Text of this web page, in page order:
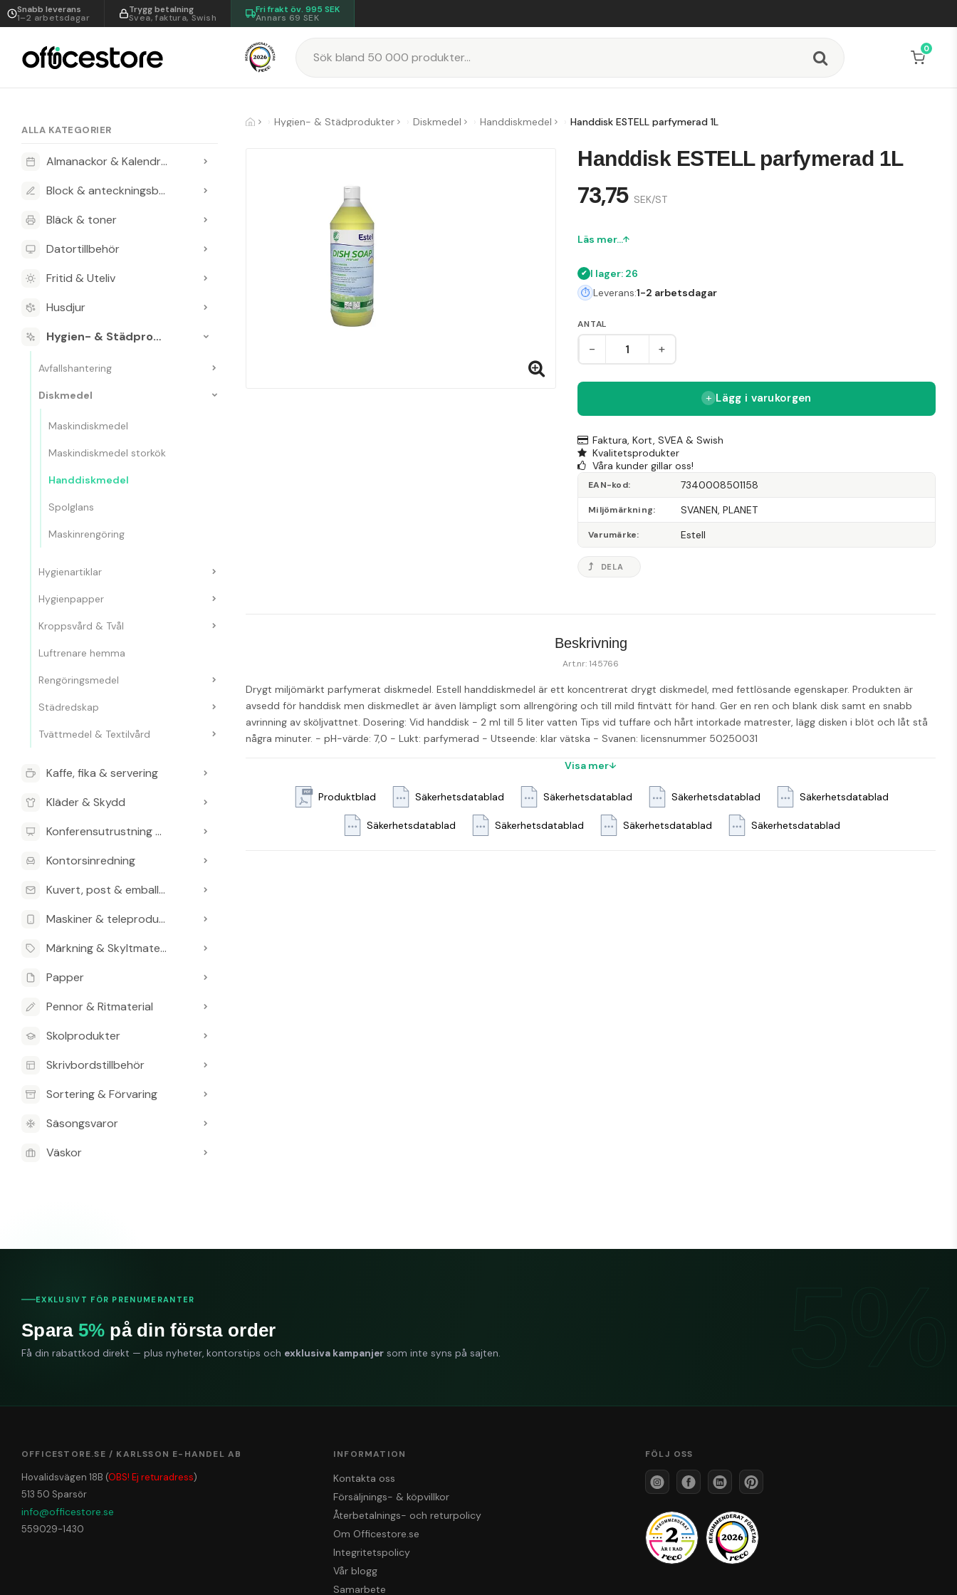
Snabb leverans
1–2 arbetsdagar
Trygg betalning
Svea, faktura, Swish
Fri frakt öv. 995 SEK
Annars 69 SEK
0
ALLA KATEGORIER
Almanackor & Kalendrar
Block & anteckningsböcker
Bläck & toner
Datortillbehör
Fritid & Uteliv
Husdjur
Hygien- & Städprodukter
Avfallshantering
Diskmedel
Maskindiskmedel
Maskindiskmedel storkök
Handdiskmedel
Spolglans
Maskinrengöring
Hygienartiklar
Hygienpapper
Kroppsvård & Tvål
Luftrenare hemma
Rengöringsmedel
Städredskap
Tvättmedel & Textilvård
Kaffe, fika & servering
Kläder & Skydd
Konferensutrustning & Presentationsutrustning
Kontorsinredning
Kuvert, post & emballage
Maskiner & teleprodukter
Märkning & Skyltmaterial
Papper
Pennor & Ritmaterial
Skolprodukter
Skrivbordstillbehör
Sortering & Förvaring
Säsongsvaror
Väskor
Hygien- & Städprodukter Diskmedel Handdiskmedel Handdisk ESTELL parfymerad 1L
Handdisk ESTELL parfymerad 1L
73,75 SEK/ST
Läs mer...
I lager: 26
Leverans:1-2 arbetsdagar
ANTAL
- +
Lägg i varukorgen
Faktura, Kort, SVEA & Swish
Kvalitetsprodukter
Våra kunder gillar oss!
EAN-kod 7340008501158
Miljömärkning SVANEN, PLANET
Varumärke Estell
DELA
Beskrivning
Art.nr: 145766
Drygt miljömärkt parfymerat diskmedel. Estell handdiskmedel är ett koncentrerat drygt diskmedel, med fettlösande egenskaper. Produkten är
avsedd för handdisk men diskmedlet är även lämpligt som allrengöring och till mild fintvätt för hand. Ger en ren och blank disk samt en snabb
avrinning av sköljvattnet. Dosering: Vid handdisk - 2 ml till 5 liter vatten Tips vid tuffare och hårt intorkade matrester, lägg disken i blöt och låt stå
några minuter. - pH-värde: 7,0 - Lukt: parfymerad - Utseende: klar vätska - Svanen: licensnummer 50250031
Visa mer
Produktblad Säkerhetsdatablad Säkerhetsdatablad Säkerhetsdatablad Säkerhetsdatablad
Säkerhetsdatablad Säkerhetsdatablad Säkerhetsdatablad Säkerhetsdatablad
OFFICESTORE.SE / KARLSSON E-HANDEL AB
Hovalidsvägen 18B (OBS! Ej returadress)
513 50 Sparsör
info@officestore.se
559029-1430
INFORMATION
Kontakta oss
Försäljnings- & köpvillkor
Återbetalnings- och returpolicy
Om Officestore.se
Integritetspolicy
Vår blogg
Samarbete
FÖLJ OSS
EXKLUSIVT FÖR PRENUMERANTER
Spara 5% på din första order
Få din rabattkod direkt — plus nyheter, kontorstips och exklusiva kampanjer som inte syns på sajten.